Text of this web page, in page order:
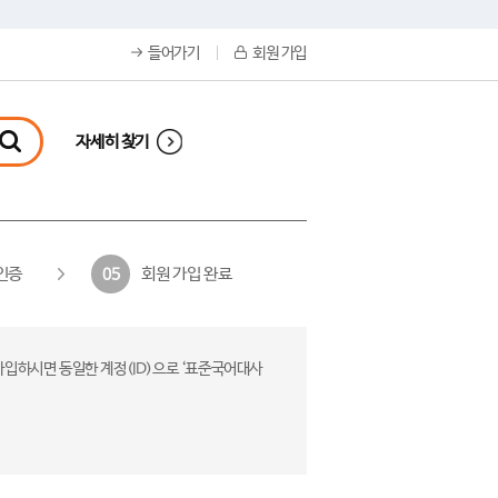
들어가기 회원 가입
자세히 찾기
증 05 회원 가입 완료
하시면 동일한 계정(ID)으로 ‘표준국어대사